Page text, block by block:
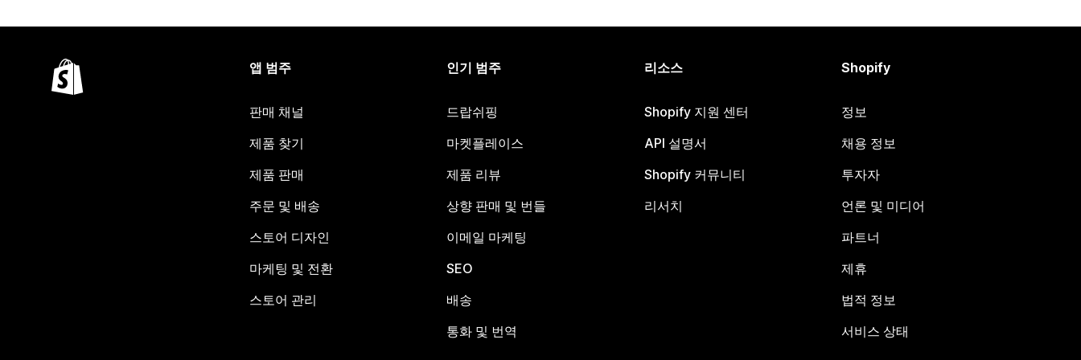
앱 범주
판매 채널
제품 찾기
제품 판매
주문 및 배송
스토어 디자인
마케팅 및 전환
스토어 관리
인기 범주
드랍쉬핑
마켓플레이스
제품 리뷰
상향 판매 및 번들
이메일 마케팅
SEO
배송
통화 및 번역
리소스
Shopify 지원 센터
API 설명서
Shopify 커뮤니티
리서치
Shopify
정보
채용 정보
투자자
언론 및 미디어
파트너
제휴
법적 정보
서비스 상태